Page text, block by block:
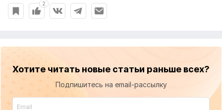
2
Хотите читать новые статьи раньше всех?
Подпишитесь на email-рассылку